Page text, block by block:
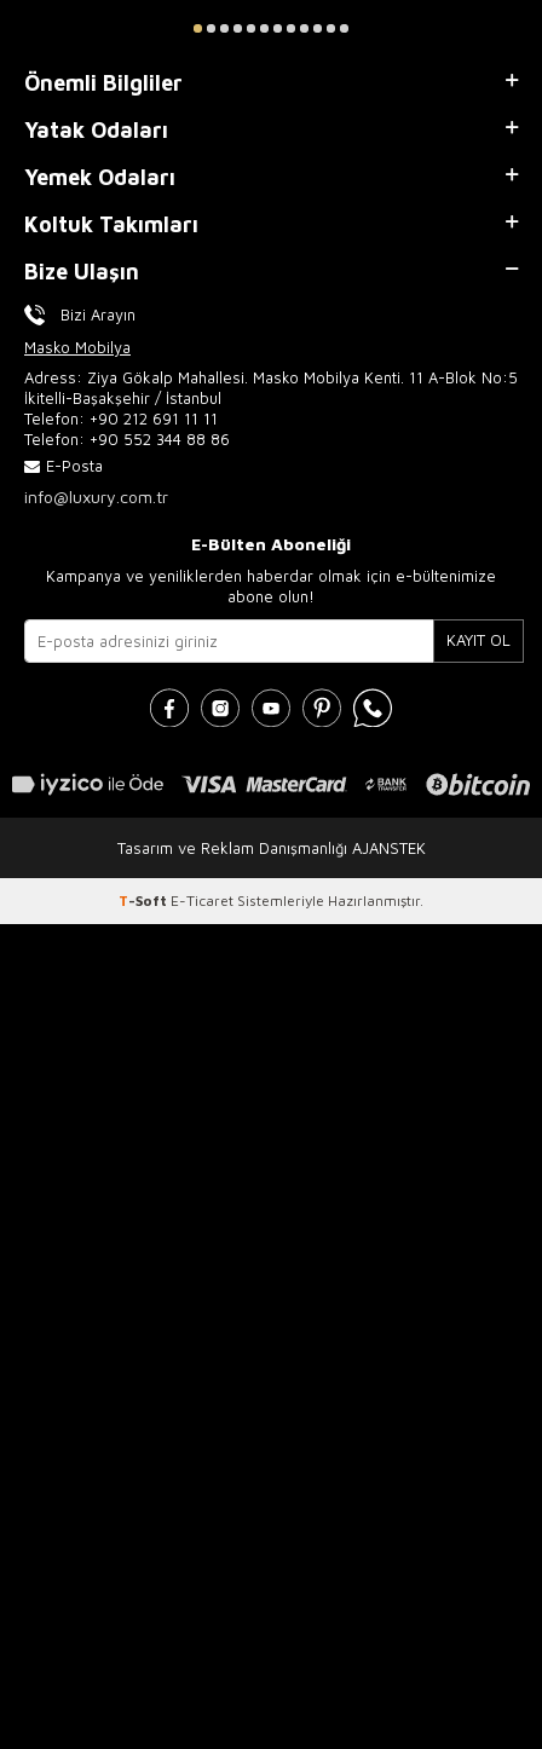
Önemli Bilgliler
Yatak Odaları
Yemek Odaları
Koltuk Takımları
Bize Ulaşın
Bizi Arayın
Masko Mobilya
Adress: Ziya Gökalp Mahallesi. Masko Mobilya Kenti. 11 A-Blok No:5
İkitelli-Başakşehir / İstanbul
Telefon: +90 212 691 11 11
Telefon: +90 552 344 88 86
E-Posta
info@luxury.com.tr
E-Bülten Aboneliği
Kampanya ve yeniliklerden haberdar olmak için e-bültenimize
abone olun!
KAYIT OL
Tasarım ve Reklam Danışmanlığı AJANSTEK
T-Soft E-Ticaret Sistemleriyle Hazırlanmıştır.